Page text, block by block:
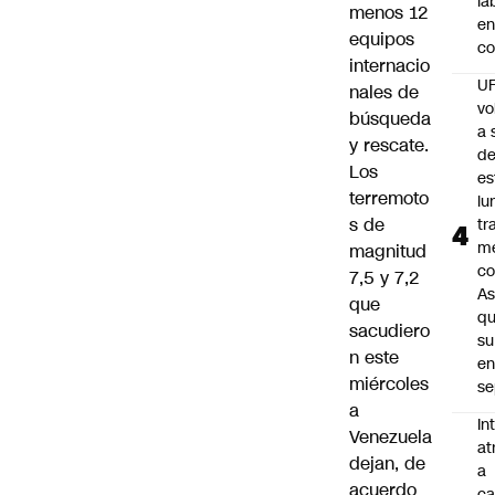
menos 12
equipos
internacio
nales de
búsqueda
y rescate.
Los
terremoto
s de
magnitud
7,5 y 7,2
que
sacudiero
n este
miércoles
a
Venezuela
dejan, de
acuerdo
a
en
a